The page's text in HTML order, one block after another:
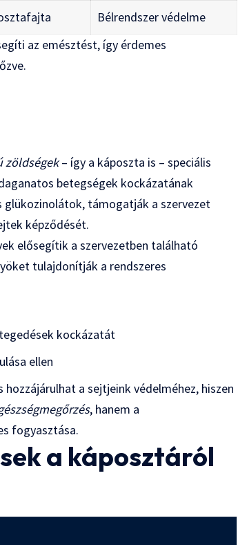
Bélrendszer védelme
az emésztést, így érdemes
zöldségek– így a káposzta is – speciális
betegségek kockázatának
glükozinolátok, támogatják a szervezet
képződését.
elősegítik a szervezetben található
tulajdonítják a rendszeres
kockázatát
ellen
a sejtjeink védelméhez, hiszen
, hanem a
fogyasztása.
a káposztáról